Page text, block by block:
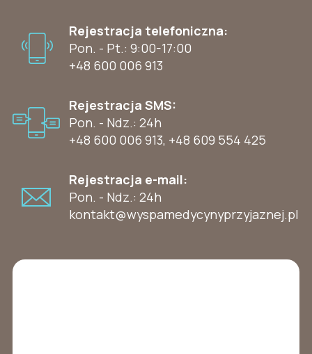
Rejestracja telefoniczna:
Pon. - Pt.: 9:00-17:00
+48 600 006 913
Rejestracja SMS:
Pon. - Ndz.: 24h
+48 600 006 913, +48 609 554 425
Rejestracja e-mail:
Pon. - Ndz.: 24h
kontakt@wyspamedycynyprzyjaznej.pl